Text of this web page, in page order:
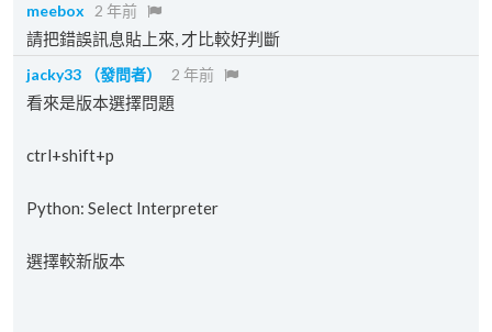
meebox 2 年前
請把錯誤訊息貼上來, 才比較好判斷
jacky33 （發問者） 2 年前
看來是版本選擇問題
ctrl+shift+p
Python: Select Interpreter
選擇較新版本